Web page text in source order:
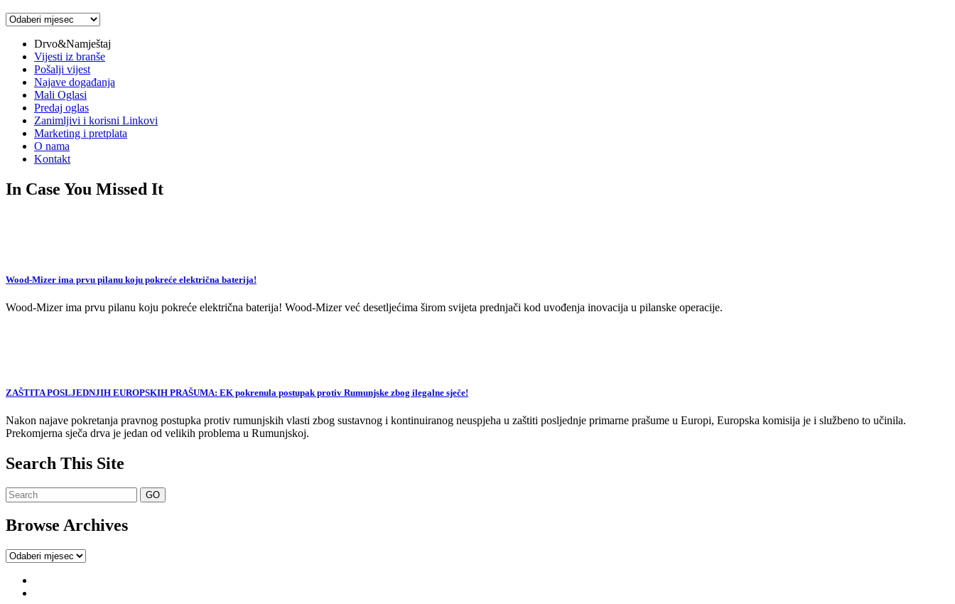
Arhiva
Drvo&Namještaj
Vijesti iz branše
Pošalji vijest
Najave događanja
Mali Oglasi
Predaj oglas
Zanimljivi i korisni Linkovi
Marketing i pretplata
O nama
Kontakt
In Case You Missed It
Wood-Mizer ima prvu pilanu koju pokreće električna baterija!
Wood-Mizer ima prvu pilanu koju pokreće električna baterija! Wood-Mizer već desetljećima širom svijeta prednjači kod uvođenja inovacija u pilanske operacije.
ZAŠTITA POSLJEDNJIH EUROPSKIH PRAŠUMA: EK pokrenula postupak protiv Rumunjske zbog ilegalne sječe!
Nakon najave pokretanja pravnog postupka protiv rumunjskih vlasti zbog sustavnog i kontinuiranog neuspjeha u zaštiti posljednje primarne prašume u Europi, Europska komisija je i službeno to učinila.
Prekomjerna sječa drva je jedan od velikih problema u Rumunjskoj.
Search This Site
Browse Archives
Browse